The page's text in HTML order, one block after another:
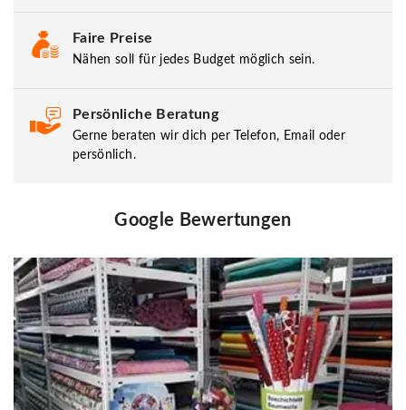
Faire Preise
Nähen soll für jedes Budget möglich sein.
Persönliche Beratung
Gerne beraten wir dich per Telefon, Email oder
persönlich.
Google Bewertungen